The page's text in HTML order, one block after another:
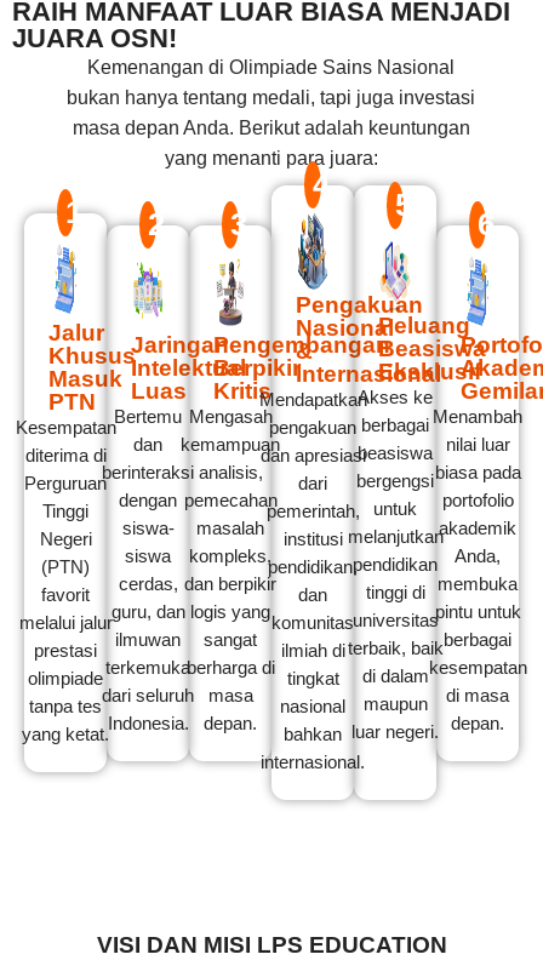
RAIH MANFAAT LUAR BIASA MENJADI
JUARA OSN!
Kemenangan di Olimpiade Sains Nasional
bukan hanya tentang medali, tapi juga investasi
masa depan Anda. Berikut adalah keuntungan
yang menanti para juara:
1
Jalur
Khusus
Masuk
PTN
Kesempatan
diterima di
Perguruan
Tinggi
Negeri
(PTN)
favorit
melalui jalur
prestasi
olimpiade
tanpa tes
yang ketat.
2
Jaringan
Intelektual
Luas
Bertemu
dan
berinteraksi
dengan
siswa-
siswa
cerdas,
guru, dan
ilmuwan
terkemuka
dari seluruh
Indonesia.
3
Pengembangan
Berpikir
Kritis
Mengasah
kemampuan
analisis,
pemecahan
masalah
kompleks,
dan berpikir
logis yang
sangat
berharga di
masa
depan.
4
Pengakuan
Nasional
&
Internasional
Mendapatkan
pengakuan
dan apresiasi
dari
pemerintah,
institusi
pendidikan,
dan
komunitas
ilmiah di
tingkat
nasional
bahkan
internasional.
5
Peluang
Beasiswa
Eksklusif
Akses ke
berbagai
beasiswa
bergengsi
untuk
melanjutkan
pendidikan
tinggi di
universitas
terbaik, baik
di dalam
maupun
luar negeri.
6
Menambah
nilai luar
biasa pada
portofolio
akademik
Anda,
membuka
pintu untuk
berbagai
kesempatan
di masa
depan.
VISI DAN MISI LPS EDUCATION